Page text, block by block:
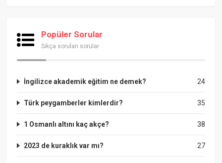
Popüler Sorular
Sıkça sorulan sorular
24
İngilizce akademik eğitim ne demek?
35
Türk peygamberler kimlerdir?
38
1 Osmanlı altını kaç akçe?
27
2023 de kuraklık var mı?